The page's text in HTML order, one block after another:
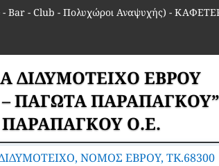
- Bar - Club - Πολυχώροι Αναψυχής) -
ΔΙΔΥΜΟΤΕΙΧΟ ΕΒΡΟΥ
– ΠΑΓΩΤΑ ΠΑΡΑΠΑΓΚΟΥ”
Ο.Ε.
ΝΟΜΟΣ ΕΒΡΟΥ, TK.68300